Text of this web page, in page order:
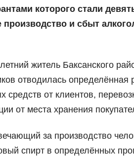
которого стали
и сбыт
житель Баксанского
отводилась определённая
средств от клиентов,
от места хранения
за производство
спирт в определённых